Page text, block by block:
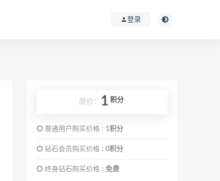
登录
原价： 1 积分
普通用户购买价格 : 1积分
钻石会员购买价格 : 0积分
终身钻石购买价格 : 免费